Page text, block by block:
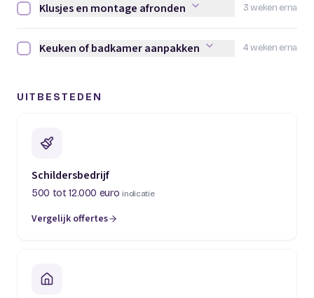
3 weken erna
Klusjes en montage afronden afvinken
Klusjes en montage afronden
4 weken erna
Keuken of badkamer aanpakken afvinken
Keuken of badkamer aanpakken
UITBESTEDEN
Schildersbedrijf
500 tot 12.000 euro indicatie
Vergelijk offertes
(opent in een nieuw tabblad)